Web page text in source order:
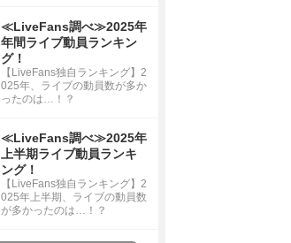
≪LiveFans調べ≫2025年
年間ライブ動員ランキン
グ！
【LiveFans独自ランキング】2
025年、ライブの動員数が多か
ったのは…！？
≪LiveFans調べ≫2025年
上半期ライブ動員ランキ
ング！
【LiveFans独自ランキング】2
025年上半期、ライブの動員数
が多かったのは…！？